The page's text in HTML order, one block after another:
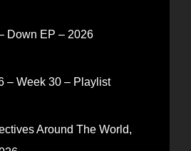
Down EP – 2026
– Week 30 – Playlist
Around The World,